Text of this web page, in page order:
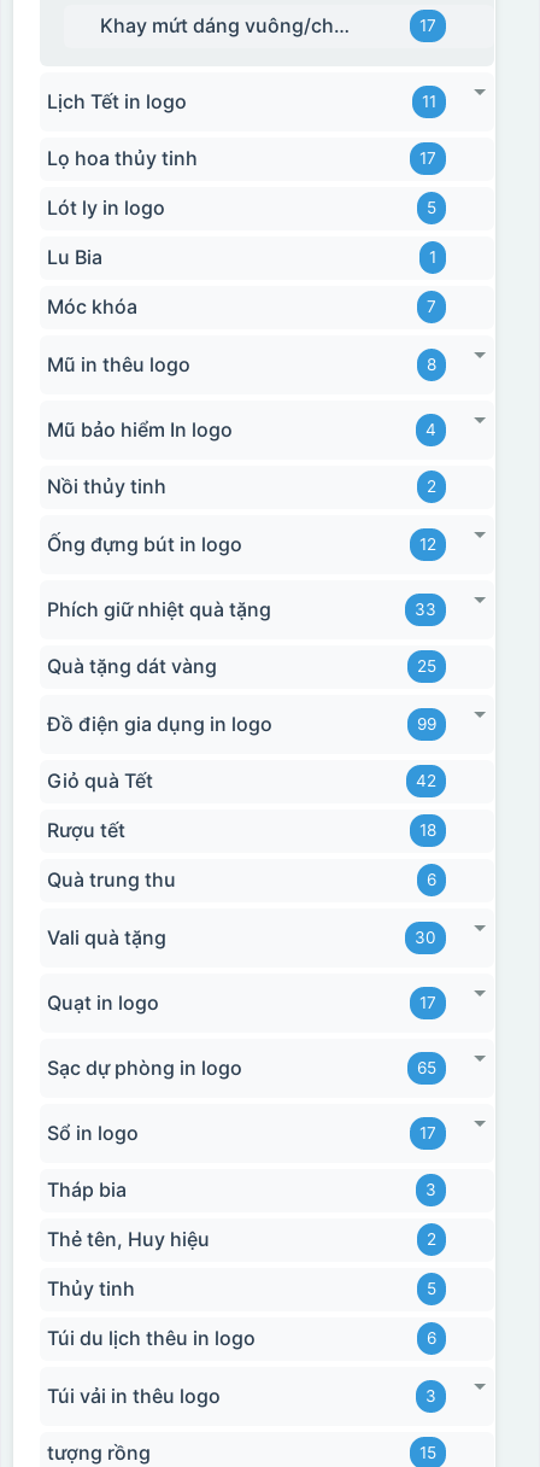
Hộp xi bình giữ nhiệt
Hộp xi bình hoa
Khay mứt dáng vuông/chữ nhật 17
Lịch Tết in logo 11
Lọ hoa thủy tinh 17
Lót ly in logo 5
Lu Bia 1
Móc khóa 7
Mũ in thêu logo 8
Mũ bảo hiểm In logo 4
Nồi thủy tinh 2
Ống đựng bút in logo 12
Phích giữ nhiệt quà tặng 33
Quà tặng dát vàng 25
Đồ điện gia dụng in logo 99
Giỏ quà Tết 42
Rượu tết 18
Quà trung thu 6
Vali quà tặng 30
Quạt in logo 17
Sạc dự phòng in logo 65
Sổ in logo 17
Tháp bia 3
Thẻ tên, Huy hiệu 2
Thủy tinh 5
Túi du lịch thêu in logo 6
Túi vải in thêu logo 3
tượng rồng 15